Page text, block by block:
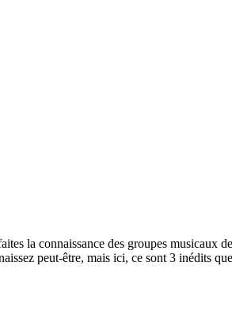
la connaissance des groupes musicaux
peut-être, mais ici, ce sont 3 inédits